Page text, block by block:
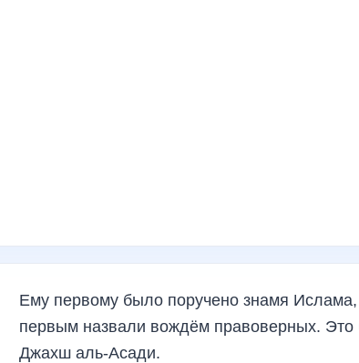
Ему первому было поручено знамя Ислама,
первым назвали вождём правоверных.
Джахш аль-Асади.